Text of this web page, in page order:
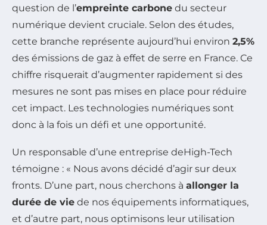
question de l’empreinte carbone du secteur
numérique devient cruciale. Selon des études,
cette branche représente aujourd’hui environ 2,5%
des émissions de gaz à effet de serre en France. Ce
chiffre risquerait d’augmenter rapidement si des
mesures ne sont pas mises en place pour réduire
cet impact. Les technologies numériques sont
donc à la fois un défi et une opportunité.
Un responsable d’une entreprise deHigh-Tech
témoigne : « Nous avons décidé d’agir sur deux
fronts. D’une part, nous cherchons à allonger la
durée de vie de nos équipements informatiques,
et d’autre part, nous optimisons leur utilisation